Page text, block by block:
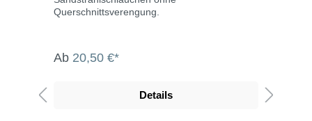
Querschnittsverengung.
Ab 20,50 €*
Details